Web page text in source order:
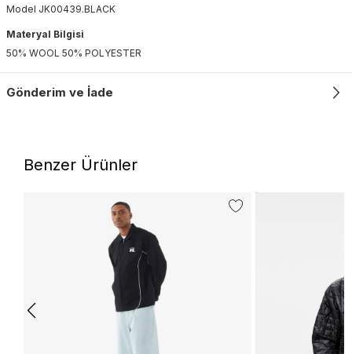
Model JK00439.BLACK
Materyal Bilgisi
50% WOOL 50% POLYESTER
Gönderim ve İade
Benzer Ürünler